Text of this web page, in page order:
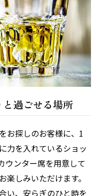
過ごせる場所
お探しのお客様に、1
力を入れているショッ
ウンター席を用意して
しみいただけます。
い、安らぎのひと時を